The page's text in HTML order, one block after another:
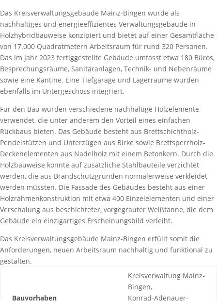
Das Kreisverwaltungsgebäude Mainz-Bingen wurde als
nachhaltiges und energieeffizientes Verwaltungsgebäude in
Holzhybridbauweise konzipiert und bietet auf einer Gesamtfläche
von 17.000 Quadratmetern Arbeitsraum für rund 320 Personen.
Das im Jahr 2023 fertiggestellte Gebäude umfasst etwa 180 Büros,
Besprechungsräume, Sanitäranlagen, Technik- und Nebenräume
sowie eine Kantine. Eine Tiefgarage und Lagerräume wurden
ebenfalls im Untergeschoss integriert.
Für den Bau wurden verschiedene nachhaltige Holzelemente
verwendet, die unter anderem den Vorteil eines einfachen
Rückbaus bieten. Das Gebäude besteht aus Brettschichtholz-
Pendelstützen und Unterzügen aus Birke sowie Brettsperrholz-
Deckenelementen aus Nadelholz mit einem Betonkern. Durch die
Holzbauweise konnte auf zusätzliche Stahlbauteile verzichtet
werden, die aus Brandschutzgründen normalerweise verkleidet
werden müssten. Die Fassade des Gebäudes besteht aus einer
Holzrahmenkonstruktion mit etwa 400 Einzelelementen und einer
Verschalung aus beschichteter, vorgegrauter Weißtanne, die dem
Gebäude ein einzigartiges Erscheinungsbild verleiht.
Das Kreisverwaltungsgebäude Mainz-Bingen erfüllt somit die
Anforderungen, neuen Arbeitsraum nachhaltig und funktional zu
gestalten.
Bauvorhaben
Kreisverwaltung Mainz-
Bingen,
Konrad-Adenauer-